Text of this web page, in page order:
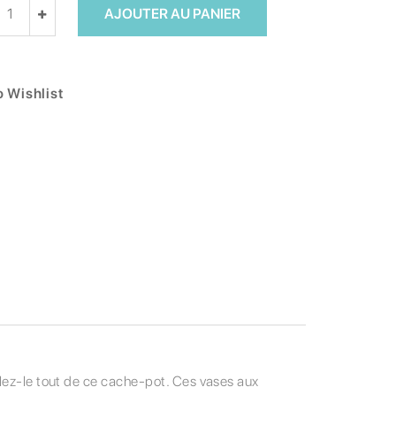
AJOUTER AU PANIER
Wishlist
le tout de ce cache-pot. Ces vases aux